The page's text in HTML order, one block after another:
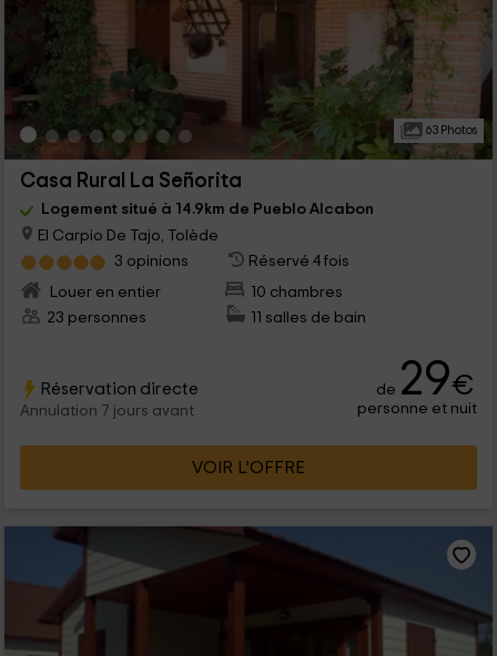
63 Photos
Casa Rural La Señorita
Logement situé à 14.9km de Pueblo Alcabon
El Carpio De Tajo, Tolède
3 opinions
Réservé 4 fois
Louer en entier
10 chambres
23 personnes
11 salles de bain
Réservation directe
Annulation 7 jours avant
de 29€
personne et nuit
VOIR L’OFFRE